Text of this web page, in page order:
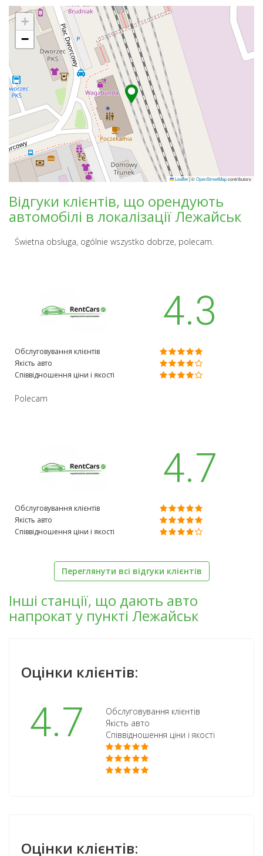
+
−
Leaflet|©OpenStreetMapcontributors
Відгуки клієнтів, що орендують
автомобілі в локалізації Лежайськ
Świetna obsługa, ogólnie wszystko dobrze, polecam.
4.3
Обслуговування клієнтів
Якість авто
Співвідношення ціни і якості
Polecam
4.7
Обслуговування клієнтів
Якість авто
Співвідношення ціни і якості
Переглянути всі відгуки клієнтів
Інші станції, що дають авто
напрокат у пункті Лежайськ
Оцінки клієнтів:
4.7
Обслуговування клієнтів
Якість авто
Співвідношення ціни і якості
Оцінки клієнтів: